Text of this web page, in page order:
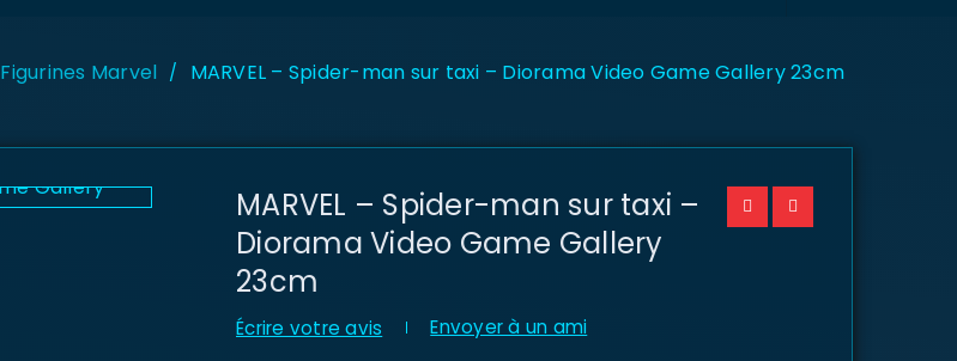
Figurines Marvel / MARVEL – Spider-man sur taxi – Diorama Video Game Gallery 23cm
MARVEL – Spider-man sur taxi –
Diorama Video Game Gallery
23cm
Écrire votre avis Envoyer à un ami